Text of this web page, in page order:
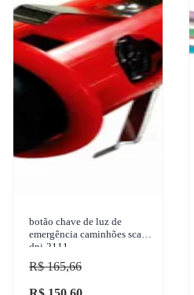
botão chave de luz de
emergência caminhões scan
dni-2111
R$ 165,66